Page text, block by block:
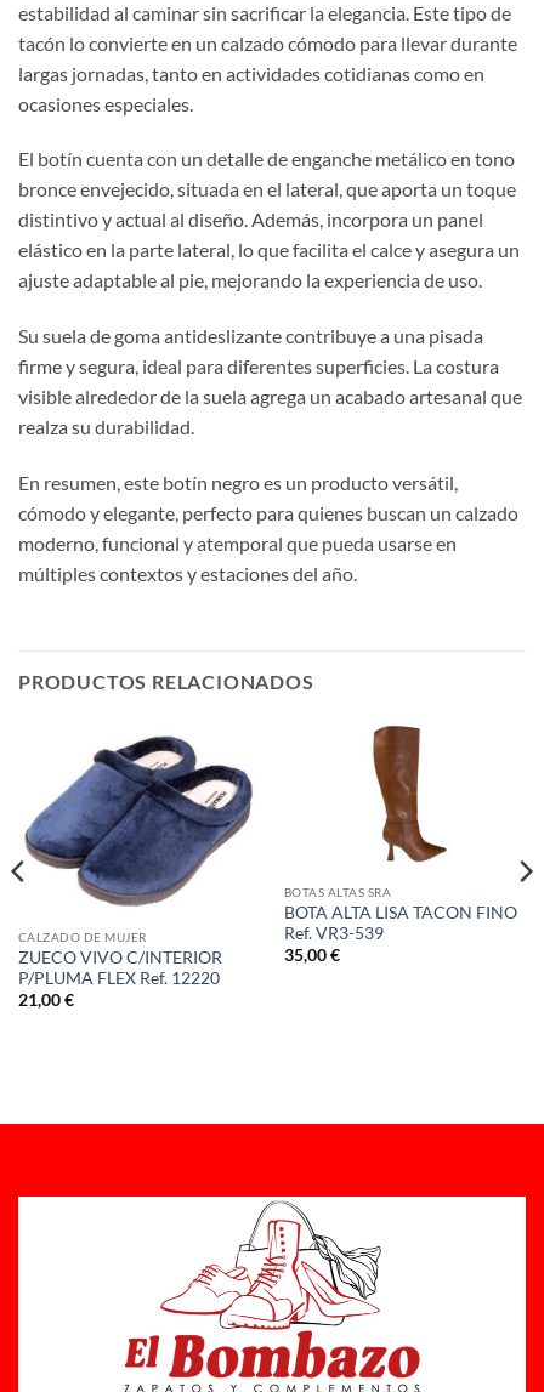
estabilidad al caminar sin sacrificar la elegancia. Este tipo de
tacón lo convierte en un calzado cómodo para llevar durante
largas jornadas, tanto en actividades cotidianas como en
ocasiones especiales.
El botín cuenta con un detalle de enganche metálico en tono
bronce envejecido, situada en el lateral, que aporta un toque
distintivo y actual al diseño. Además, incorpora un panel
elástico en la parte lateral, lo que facilita el calce y asegura un
ajuste adaptable al pie, mejorando la experiencia de uso.
Su suela de goma antideslizante contribuye a una pisada
firme y segura, ideal para diferentes superficies. La costura
visible alrededor de la suela agrega un acabado artesanal que
realza su durabilidad.
En resumen, este botín negro es un producto versátil,
cómodo y elegante, perfecto para quienes buscan un calzado
moderno, funcional y atemporal que pueda usarse en
múltiples contextos y estaciones del año.
PRODUCTOS RELACIONADOS
CALZADO DE MUJER
ZUECO VIVO C/INTERIOR
P/PLUMA FLEX Ref. 12220
21,00€
BOTAS ALTAS SRA
BOTA ALTA LISA TACON FINO
Ref. VR3-539
35,00€